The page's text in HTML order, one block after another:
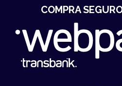
COMPRA